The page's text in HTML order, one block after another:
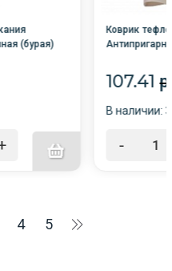
(бурая)
Коврик
LINE" 90мкм
107.41 p
В наличии:
-
4 5